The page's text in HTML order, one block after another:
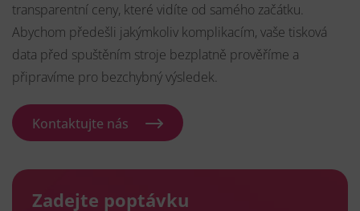
transparentní ceny, které vidíte od samého začátku.
Abychom předešli jakýmkoliv komplikacím, vaše tisková
data před spuštěním stroje bezplatně prověříme a
připravíme pro bezchybný výsledek.
Kontaktujte nás
Zadejte poptávku